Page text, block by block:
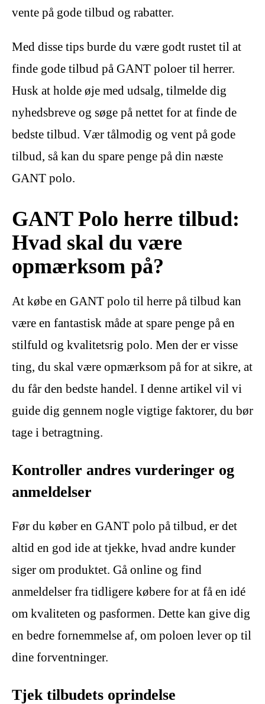
vente på gode tilbud og rabatter.
Med disse tips burde du være godt rustet til at
finde gode tilbud på GANT poloer til herrer.
Husk at holde øje med udsalg, tilmelde dig
nyhedsbreve og søge på nettet for at finde de
bedste tilbud. Vær tålmodig og vent på gode
tilbud, så kan du spare penge på din næste
GANT polo.
GANT Polo herre tilbud:
Hvad skal du være
opmærksom på?
At købe en GANT polo til herre på tilbud kan
være en fantastisk måde at spare penge på en
stilfuld og kvalitetsrig polo. Men der er visse
ting, du skal være opmærksom på for at sikre, at
du får den bedste handel. I denne artikel vil vi
guide dig gennem nogle vigtige faktorer, du bør
tage i betragtning.
Kontroller andres vurderinger og
anmeldelser
Før du køber en GANT polo på tilbud, er det
altid en god ide at tjekke, hvad andre kunder
siger om produktet. Gå online og find
anmeldelser fra tidligere købere for at få en idé
om kvaliteten og pasformen. Dette kan give dig
en bedre fornemmelse af, om poloen lever op til
dine forventninger.
Tjek tilbudets oprindelse